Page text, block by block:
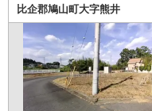
比企郡鳩山町大字熊井